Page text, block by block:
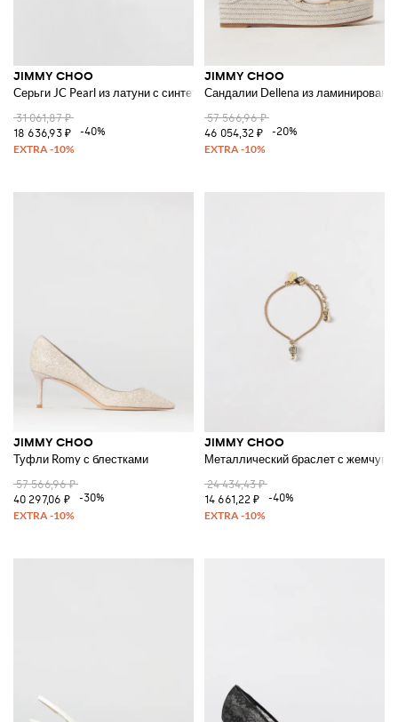
JIMMY CHOO
Серьги JC Pearl из латуни с синтетическим жемчугом
31 061,87 ₽
18 636,93 ₽
-40%
JIMMY CHOO
Сандалии Dellena из
57 566,96 ₽
46 054,32 ₽
-20%
JIMMY CHOO
Туфли Romy с блестками
57 566,96 ₽
40 297,06 ₽
-30%
JIMMY CHOO
Металлический браслет с
24 434,43 ₽
14 661,22 ₽
-40%